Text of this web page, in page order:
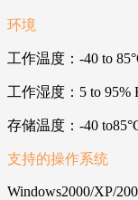
环境
工作温度：-40 to
工作湿度：5 to 95%
存储温度：-40
支持的操作系统
Windows2000/XP/